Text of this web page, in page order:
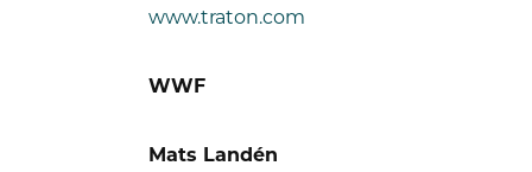
www.traton.com
WWF
Mats Landén